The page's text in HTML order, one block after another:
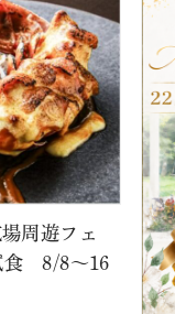
周遊フェ
食 8/8～16